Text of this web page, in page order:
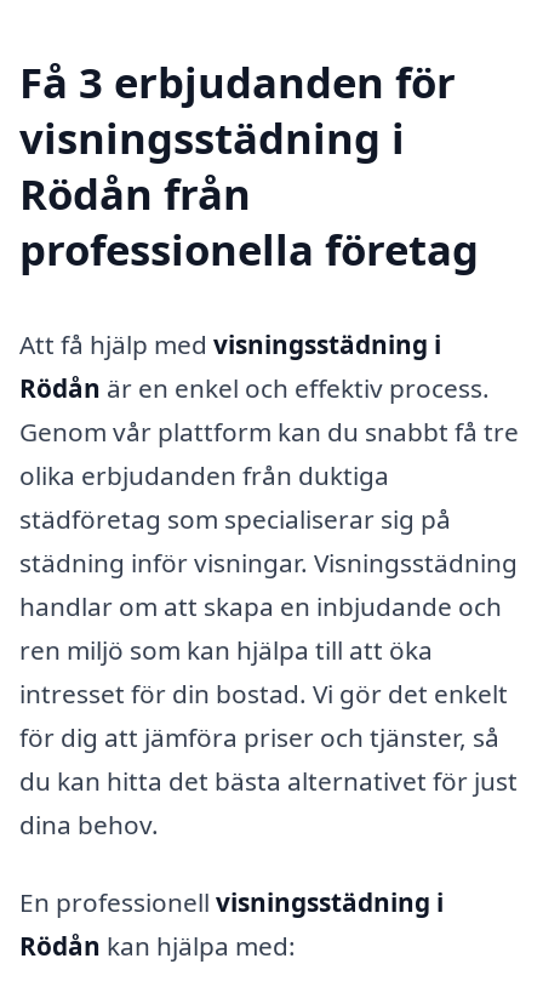
Få 3 erbjudanden för
visningsstädning i
Rödån från
professionella företag
Att få hjälp med visningsstädning i
Rödån är en enkel och effektiv process.
Genom vår plattform kan du snabbt få tre
olika erbjudanden från duktiga
städföretag som specialiserar sig på
städning inför visningar. Visningsstädning
handlar om att skapa en inbjudande och
ren miljö som kan hjälpa till att öka
intresset för din bostad. Vi gör det enkelt
för dig att jämföra priser och tjänster, så
du kan hitta det bästa alternativet för just
dina behov.
En professionell visningsstädning i
Rödån kan hjälpa med: